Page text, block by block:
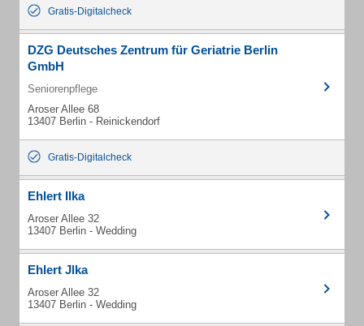
Gratis-Digitalcheck
DZG Deutsches Zentrum für Geriatrie Berlin
GmbH
Seniorenpflege
Aroser Allee 68
13407 Berlin - Reinickendorf
Gratis-Digitalcheck
Ehlert Ilka
Aroser Allee 32
13407 Berlin - Wedding
Ehlert Jlka
Aroser Allee 32
13407 Berlin - Wedding